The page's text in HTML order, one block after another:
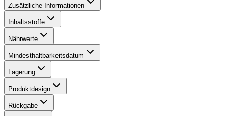
Zusätzliche Informationen
Inhaltsstoffe
Nährwerte
Mindesthaltbarkeitsdatum
Lagerung
Produktdesign
Rückgabe